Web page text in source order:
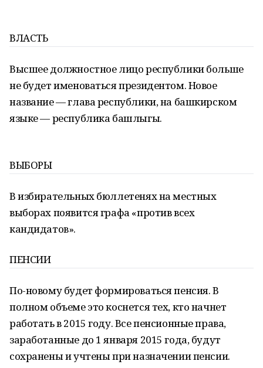
ВЛАСТЬ
Высшее должностное лицо республики больше
не будет именоваться президентом. Новое
название — глава республики, на башкирском
языке — республика башлыгы.
ВЫБОРЫ
В избирательных бюллетенях на местных
выборах появится графа «против всех
кандидатов».
ПЕНСИИ
По-новому будет формироваться пенсия. В
полном объеме это коснется тех, кто начнет
работать в 2015 году. Все пенсионные права,
заработанные до 1 января 2015 года, будут
сохранены и учтены при назначении пенсии.